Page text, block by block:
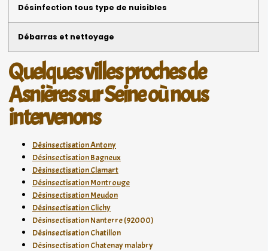
Désinfection tous type de nuisibles
Débarras et nettoyage
Quelques villes proches de
Asnières sur Seine où nous
intervenons
Désinsectisation Antony
Désinsectisation Bagneux
Désinsectisation Clamart
Désinsectisation Montrouge
Désinsectisation Meudon
Désinsectisation Clichy
Désinsectisation Nanterre (92000)
Désinsectisation Chatillon
Désinsectisation Chatenay malabry